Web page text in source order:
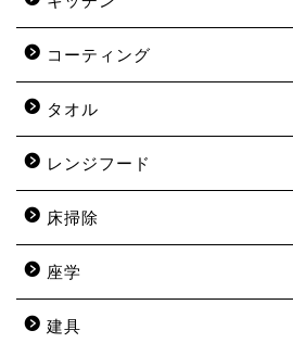
コーティング
タオル
レンジフード
床掃除
座学
建具